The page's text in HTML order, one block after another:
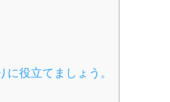
役立てましょう。